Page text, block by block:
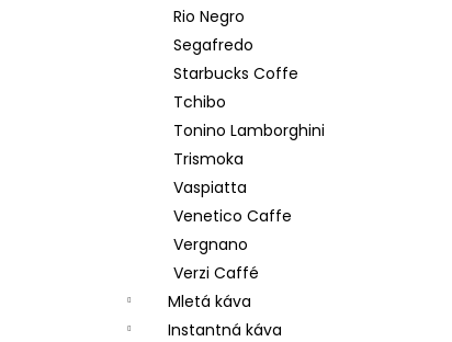
Rio Negro
Segafredo
Starbucks Coffe
Tchibo
Tonino Lamborghini
Trismoka
Vaspiatta
Venetico Caffe
Vergnano
Verzi Caffé
Mletá káva
Instantná káva